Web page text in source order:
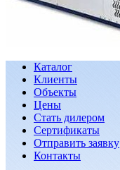
Каталог
Клиенты
Объекты
Цены
Стать дилером
Сертификаты
Отправить заявку
Контакты